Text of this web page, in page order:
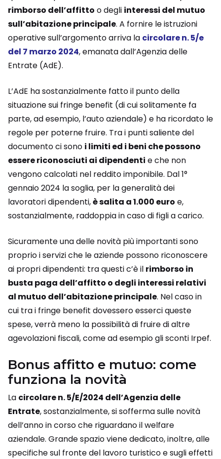
rimborso dell’affitto o degli interessi del mutuo
sull’abitazione principale. A fornire le istruzioni
operative sull’argomento arriva la circolare n. 5/e
del 7 marzo 2024, emanata dall’Agenzia delle
Entrate (AdE).
L’AdE ha sostanzialmente fatto il punto della
situazione sui fringe benefit (di cui solitamente fa
parte, ad esempio, l’auto aziendale) e ha ricordato le
regole per poterne fruire. Tra i punti saliente del
documento ci sono i limiti ed i beni che possono
essere riconosciuti ai dipendenti e che non
vengono calcolati nel reddito imponibile. Dal 1°
gennaio 2024 la soglia, per la generalità dei
lavoratori dipendenti,è salita a 1.000 euro e,
sostanzialmente, raddoppia in caso di figli a carico.
Sicuramente una delle novità più importanti sono
proprio i servizi che le aziende possono riconoscere
ai propri dipendenti: tra questi c’è il rimborso in
busta paga dell’affitto o degli interessi relativi
al mutuo dell’abitazione principale. Nel caso in
cui tra i fringe benefit dovessero esserci queste
spese, verrà meno la possibilità di fruire di altre
agevolazioni fiscali, come ad esempio gli sconti Irpef.
Bonus affitto e mutuo: come
funziona la novità
La circolare n. 5/E/2024 dell’Agenzia delle
Entrate, sostanzialmente, si sofferma sulle novità
dell’anno in corso che riguardano il welfare
aziendale. Grande spazio viene dedicato, inoltre, alle
specifiche sul fronte del lavoro turistico e sugli effetti